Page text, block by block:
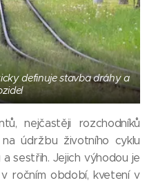
definuje stavba dráhy a
nejčastěji rozchodníků
údržbu životního cyklu
sestřih. Jejich výhodou je
ročním období, kvetení v